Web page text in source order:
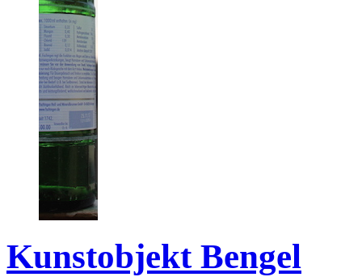
Kunstobjekt Bengel